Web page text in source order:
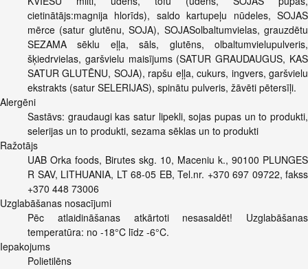
cietinātājs:magnija hlorīds), saldo kartupeļu nūdeles, SOJAS
mērce (satur glutēnu, SOJA), SOJASolbaltumvielas, grauzdētu
SEZAMA sēklu eļļa, sāls, glutēns, olbaltumvielupulveris,
šķiedrvielas, garšvielu maisījums (SATUR GRAUDAUGUS, KAS
SATUR GLUTĒNU, SOJA), rapšu eļļa, cukurs, ingvers, garšvielu
ekstrakts (satur SELERIJAS), spinātu pulveris, žāvēti pētersīļi.
Alergēni
Sastāvs: graudaugi kas satur lipekli, sojas pupas un to produkti,
selerijas un to produkti, sezama sēklas un to produkti
Ražotājs
UAB Orka foods, Birutes skg. 10, Maceniu k., 90100 PLUNGES
R SAV, LITHUANIA, LT 68-05 EB, Tel.nr. +370 697 09722, fakss
+370 448 73006
Uzglabāšanas nosacījumi
Pēc atlaidināšanas atkārtoti nesasaldēt! Uzglabāšanas
temperatūra: no -18°C līdz -6°C.
Iepakojums
Polietilēns